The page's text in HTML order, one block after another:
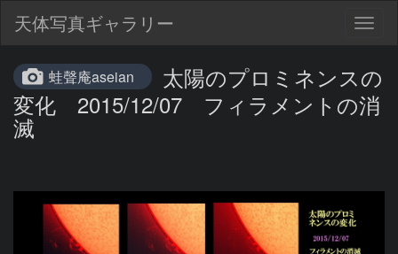
天体写真ギャラリー
蛙聲庵aseian
太陽のプロミネンスの
変化 2015/12/07 フィラメントの消
滅